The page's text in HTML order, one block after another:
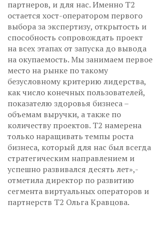
партнеров, и для нас. Именно Т2
остается хост-оператором первого
выбора за экспертизу, открытость и
способность сопровождать проект
на всех этапах от запуска до вывода
на окупаемость. Мы занимаем первое
место на рынке по такому
безусловному критерию лидерства,
как число конечных пользователей,
показателю здоровья бизнеса –
объемам выручки, а также по
количеству проектов. Т2 намерена
только наращивать темпы роста
бизнеса, который для нас был всегда
стратегическим направлением и
успешно развивался десять лет»,-
отметила директор по развитию
сегмента виртуальных операторов и
партнерств Т2 Ольга Кравцова.